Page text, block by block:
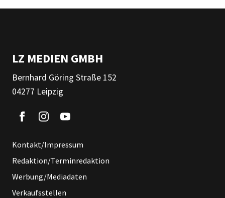
LZ MEDIEN GMBH
Bernhard Göring Straße 152
04277 Leipzig
Kontakt/Impressum
Redaktion/Terminredaktion
Werbung/Mediadaten
Verkaufsstellen